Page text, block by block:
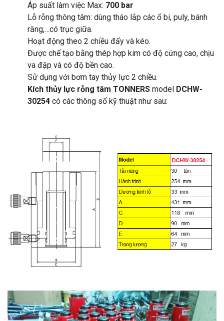
Áp suất làm việc Max: 700 bar
Lỗ rỗng thông tâm: dùng tháo lắp các ổ bi, puly, bánh
răng,…có trục giữa.
Hoạt động theo 2 chiều đẩy và kéo.
Được chế tạo bằng thép hợp kim có độ cứng cao, chịu
va đập và có độ bền cao.
Sử dụng với bơm tay thủy lực 2 chiều.
Kích thủy lực rỗng tâm TONNERS model DCHW-
30254 có các thông số kỹ thuật như sau: